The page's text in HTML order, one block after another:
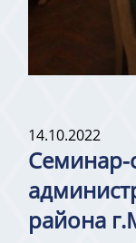
14.10.2022
Cеминар-
района